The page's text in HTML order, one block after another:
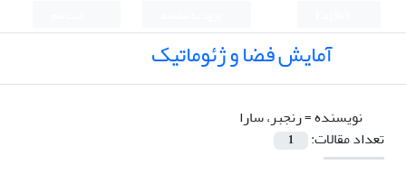
آمایش فضا و ژئوماتیک
نویسنده =رنجبر، سارا
تعداد مقالات:
1